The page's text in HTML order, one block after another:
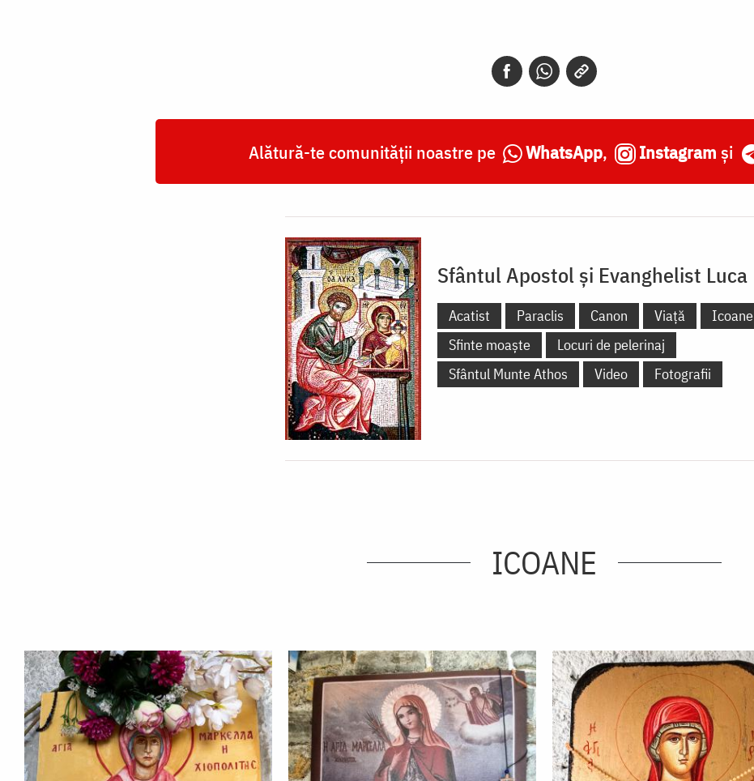
Alătură-te comunității noastre pe WhatsApp, Instagram și
Sfântul Apostol și Evanghelist Luca
Acatist Paraclis Canon Viață
Icoane
Sfinte moaște
Locuri de pelerinaj
Sfântul Munte Athos
Video Fotografii
ICOANE